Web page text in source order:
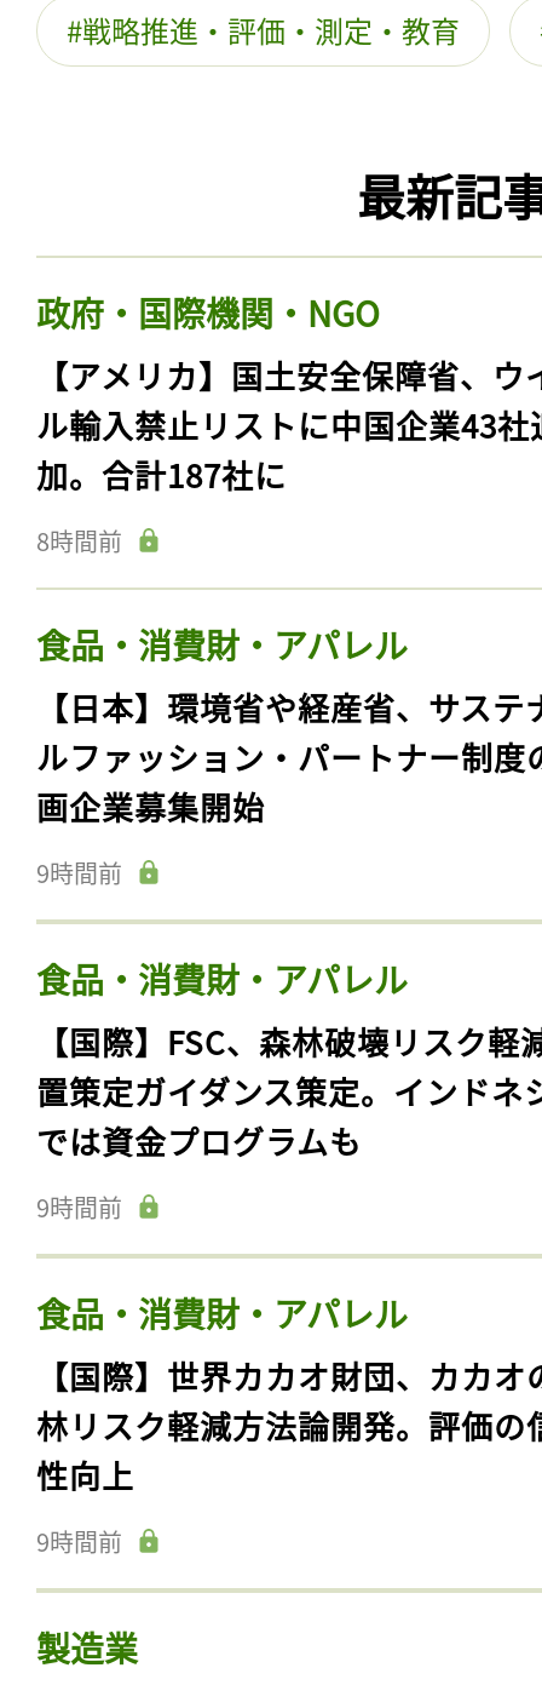
戦略推進・評価・測定・教育
最新記
政府・国際機関・NGO
【アメリカ】国土安全保障省、ウ
ル輸入禁止リストに中国企業43社
加。合計187社に
8時間前
食品・消費財・アパレル
【日本】環境省や経産省、サステ
ルファッション・パートナー制度
画企業募集開始
9時間前
食品・消費財・アパレル
【国際】FSC、森林破壊リスク軽
置策定ガイダンス策定。インドネ
では資金プログラムも
9時間前
食品・消費財・アパレル
【国際】世界カカオ財団、カカオ
林リスク軽減方法論開発。評価の
性向上
9時間前
製造業